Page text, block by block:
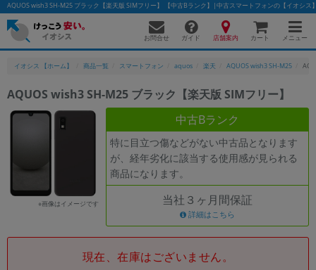
AQUOS wish3 SH-M25 ブラック【楽天版 SIMフリー】 【中古Bランク】|中古スマートフォンの【イオシス
お問合せ ガイド 店舗案内 カート メニュー
イオシス 【ホーム】 商品一覧 スマートフォン aquos 楽天 AQUOS wish3 SH-M25
AQUOS wish3 SH-M25 ブラック【楽天版 SIMフリー】
※画像はイメージです
中古Bランク
特に目立つ傷などがない中古品となります
が、経年劣化に該当する使用感が見られる
商品になります。
当社３ヶ月間保証
詳細はこちら
現在、在庫はございません。
かんたんパソコン検索に切り替える
除外ワード
カテゴリー
商品ジャンルの絞り込み
「スマートフォン」「タブレット」など